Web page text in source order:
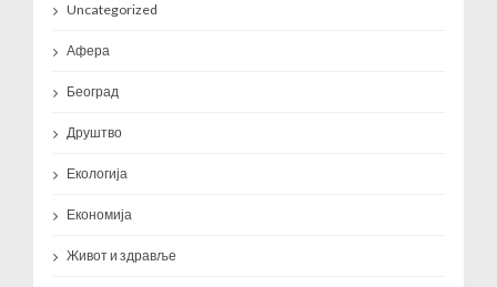
Uncategorized
Афера
Београд
Друштво
Екологија
Економија
Живот и здравље